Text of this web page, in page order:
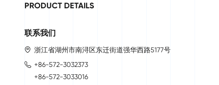
PRODUCT DETAILS
联系我们
浙江省湖州市南浔区东迁街道强华西路5177号
+86-572-3032373
+86-572-3033016